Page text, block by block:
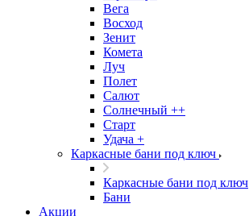
Вега
Восход
Зенит
Комета
Луч
Полет
Салют
Солнечный ++
Старт
Удача +
Каркасные бани под ключ
Каркасные бани под ключ
Бани
Акции